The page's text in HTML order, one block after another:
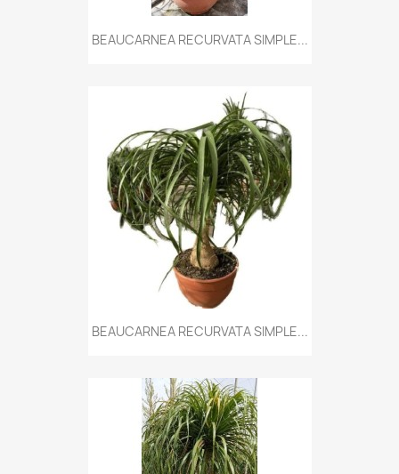
BEAUCARNEA RECURVATA SIMPLE...
BEAUCARNEA RECURVATA SIMPLE...